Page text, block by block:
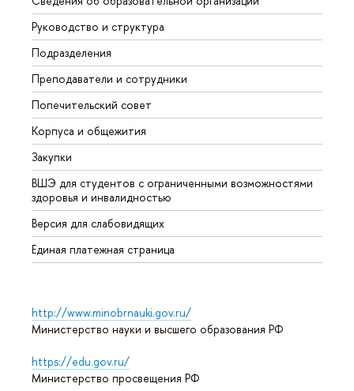
Руководство и структура
Подразделения
Преподаватели и сотрудники
Попечительский совет
Корпуса и общежития
Закупки
ВШЭ для студентов с ограниченными возможностями
здоровья и инвалидностью
Версия для слабовидящих
Единая платежная страница
http://www.minobrnauki.gov.ru/
Министерство науки и высшего образования РФ
https://edu.gov.ru/
Министерство просвещения РФ